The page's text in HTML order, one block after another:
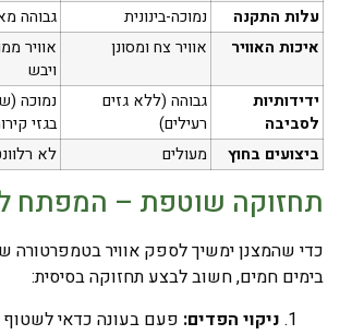
עלות התקנה
נמוכה-בינונית
גבוהה
איכות האוויר
אוויר צח ומסונן
אוויר
ויבש
ידידותיות
לסביבה
גבוהה (ללא גזים
רעילים)
נמוכה
בגזי
ביצועים בחוץ
מעולים לא
תחזוקה שוטפת – המפתח
כדי שהמצנן ימשיך לספק אוויר בטמפרטורה
בימים חמים, חשוב לבצע תחזוקה בסיסית:
ניקוי הפדים: פעם בעונה כדאי לשטוף